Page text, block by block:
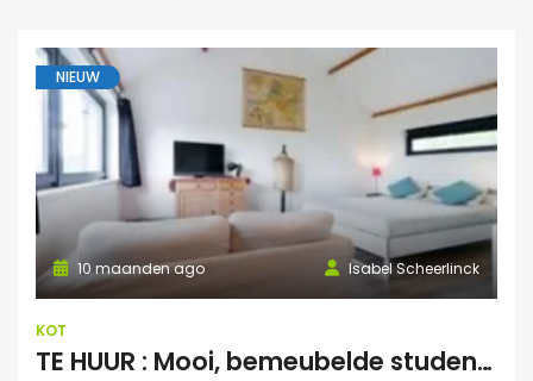
NIEUW
Isabel Scheerlinck
10 maanden ago
KOT
TE HUUR : Mooi, bemeubelde studentenstudio te Asse